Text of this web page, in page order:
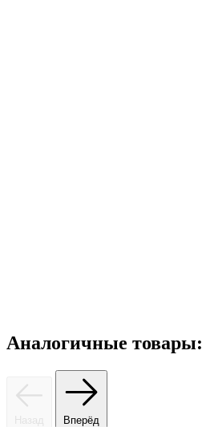
Аналогичные товары:
Назад Вперёд